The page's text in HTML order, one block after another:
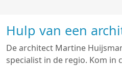
Hulp van een
De architect Martine
specialist in de regio. Kom in